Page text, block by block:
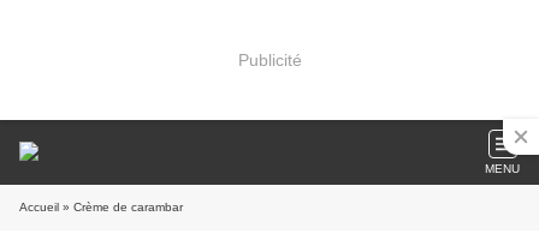
Publicité
MENU
Accueil » Crème de carambar